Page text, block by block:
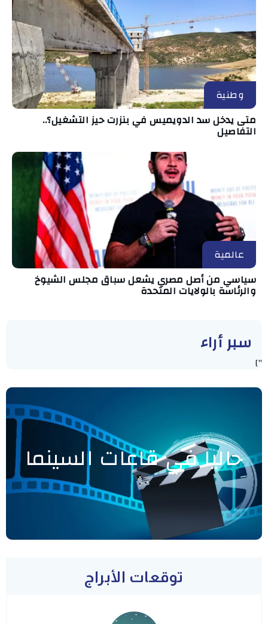
وطنية
متى يدخل سد الدويميس في بنزرت حيز التشغيل؟..
التفاصيل
عالمية
سياسي من أصل مصري يشعل سباق مجلس الشيوخ
والرئاسة بالولايات المتحدة
سبر أراء
"]
حاليا في قاعات السينما
توقعات الأبراج